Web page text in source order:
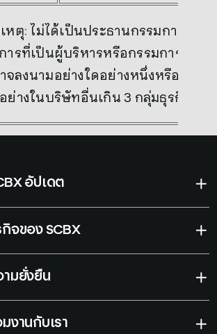
หตุ: ไม่ได้เป็นประธานกรรมการ
ารที่เป็นผู้บริหารหรือกรรมการผู้
จลงนามอย่างใดอย่างหนึ่งหรือ
ย่างในบริษัทอื่นเกิน 3 กลุ่มธุรกิจ
อัปเดต
กิจของ SCBX
ามยั่งยืน
มงานกับเรา